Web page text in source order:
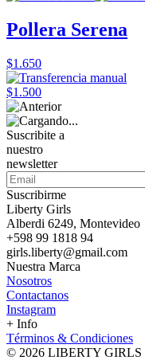
Pollera Serena
$1.650
$1.500
Suscribite a
nuestro
newsletter
Suscribirme
Liberty Girls
Alberdi 6249, Montevideo
+598 99 1818 94
girls.liberty@gmail.com
Nuestra Marca
Nosotros
Contactanos
Instagram
+ Info
Términos & Condiciones
© 2026 LIBERTY GIRLS